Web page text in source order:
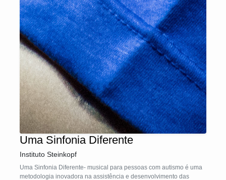
Uma Sinfonia Diferente
Instituto Steinkopf
Uma Sinfonia Diferente- musical para pessoas com autismo é uma
metodologia inovadora na assistência e desenvolvimento das